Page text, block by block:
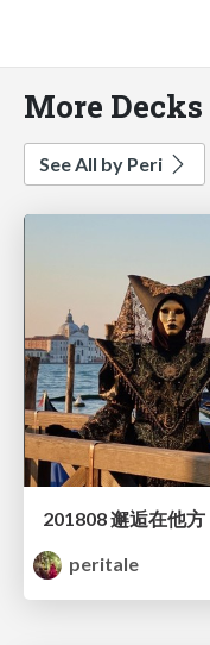
More
See All by Peri
201808 邂逅在他方
peritale